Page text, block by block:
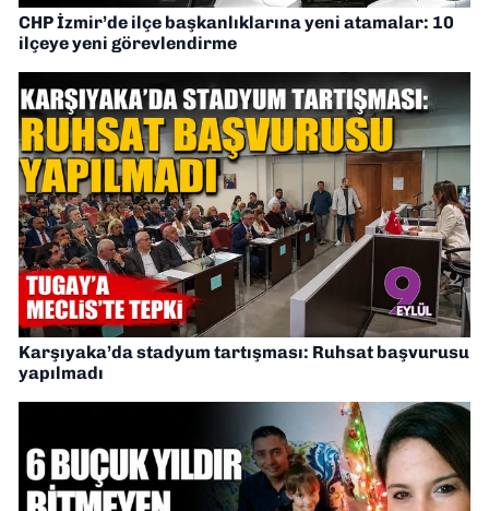
CHP İzmir’de ilçe başkanlıklarına yeni atamalar: 10
ilçeye yeni görevlendirme
Karşıyaka’da stadyum tartışması: Ruhsat başvurusu
yapılmadı